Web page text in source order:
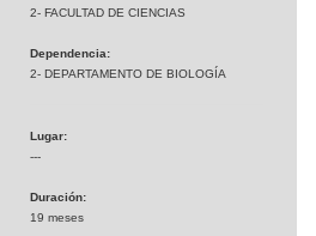
2- FACULTAD DE CIENCIAS
Dependencia:
2- DEPARTAMENTO DE BIOLOGÍA
Lugar:
---
Duración:
19 meses